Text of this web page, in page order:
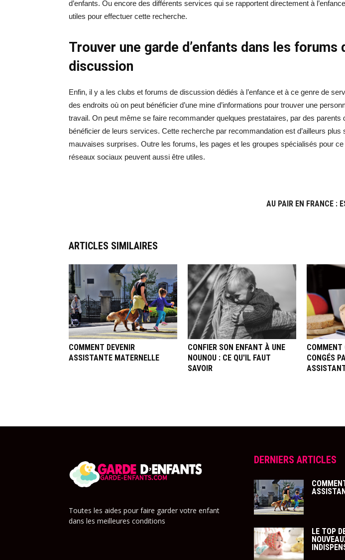
d’enfants. Ou encore des différents services qui se rapportent directement à
utiles pour effectuer cette recherche.
Trouver une garde d’enfants dans les forums
discussion
Enfin, il y a les clubs et forums de discussion dédiés à l’enfance et à ce genre de
des endroits où on peut bénéficier d’une mine d’informations pour trouver une
travail. On peut même se faire recommander quelques prestataires, par des parents
bénéficier de leurs services. Cette recherche par recommandation est d’ailleurs plus
mauvaises surprises. Outre les forums, les pages et les groupes spécialisés pour
réseaux sociaux peuvent aussi être utiles.
AU PAIR EN FRANCE :
ARTICLES SIMILAIRES
COMMENT DEVENIR
ASSISTANTE MATERNELLE
CONFIER SON ENFANT À UNE
NOUNOU : CE QU'IL FAUT
SAVOIR
COMMENT
CONGÉS
Toutes les aides pour faire garder votre enfant
dans les meilleures conditions
DERNIERS ARTICLES
LE TOP